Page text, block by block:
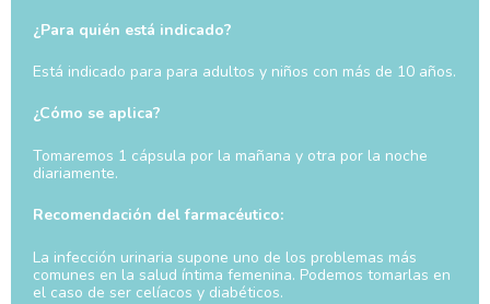
¿Para quién está indicado?
Está indicado para para adultos y niños con más de 10 años.
¿Cómo se aplica?
Tomaremos 1 cápsula por la mañana y otra por la noche
diariamente.
Recomendación del farmacéutico:
La infección urinaria supone uno de los problemas más
comunes en la salud íntima femenina. Podemos tomarlas en
el caso de ser celíacos y diabéticos.